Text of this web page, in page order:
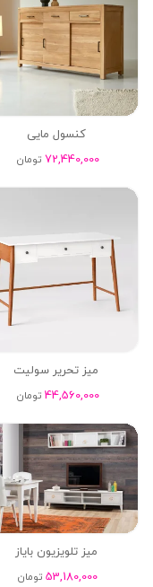
کنسول مایی
72,440,000 تومان
میز تحریر سولیت
44,560,000 تومان
میز تلویزیون بایاز
53,180,000 تومان